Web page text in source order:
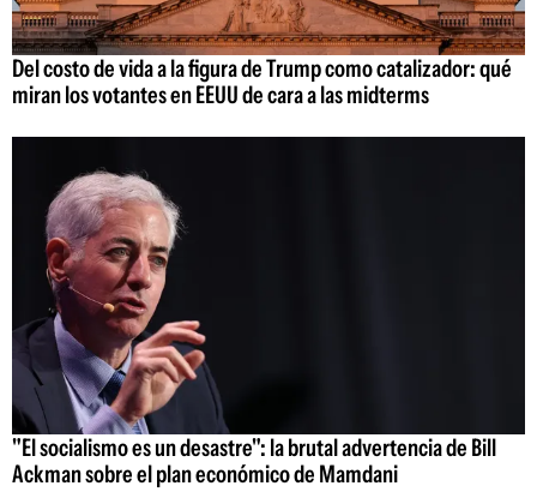
Del costo de vida a la figura de Trump como catalizador: qué
miran los votantes en EEUU de cara a las midterms
"El socialismo es un desastre": la brutal advertencia de Bill
Ackman sobre el plan económico de Mamdani